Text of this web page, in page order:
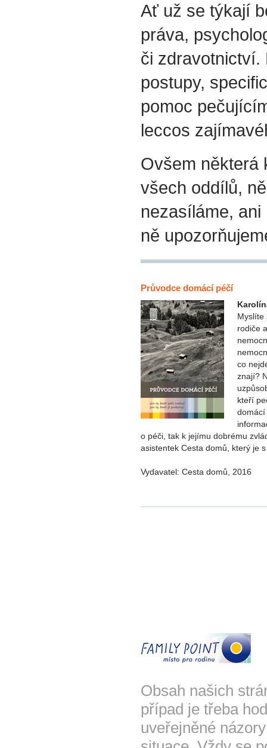
Ať už se týkají
práva,
či zdravotnictví.
postupy,
pomoc
leccos
Ovšem některá
všech oddílů,
nezasíláme,
ně
Průvodce domácí péčí
Myslíte
rodiče
co
znají?
kteří
domácí
o péči, tak k jejímu dobrému
asistentek Cesta domů, který je
Vydavatel: Cesta domů, 2016
Obsah našich
případ je třeba
uveřejněné